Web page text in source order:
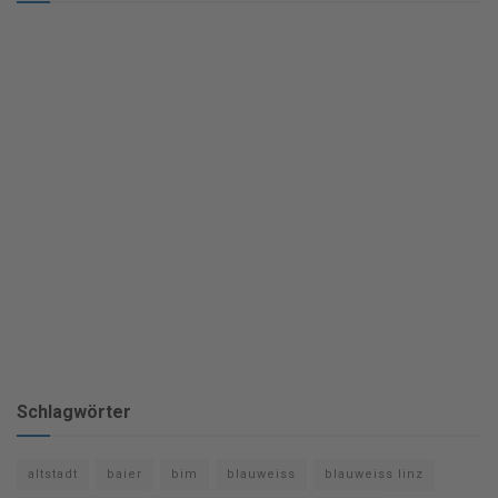
Schlagwörter
altstadt baier bim blauweiss blauweiss linz